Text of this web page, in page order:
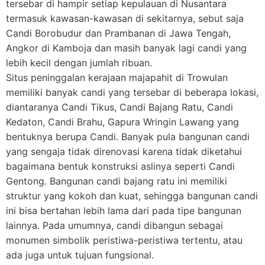
tersebar di hampir setiap kepulauan di Nusantara
termasuk kawasan-kawasan di sekitarnya, sebut saja
Candi Borobudur dan Prambanan di Jawa Tengah,
Angkor di Kamboja dan masih banyak lagi candi yang
lebih kecil dengan jumlah ribuan.
Situs peninggalan kerajaan majapahit di Trowulan
memiliki banyak candi yang tersebar di beberapa lokasi,
diantaranya Candi Tikus, Candi Bajang Ratu, Candi
Kedaton, Candi Brahu, Gapura Wringin Lawang yang
bentuknya berupa Candi. Banyak pula bangunan candi
yang sengaja tidak direnovasi karena tidak diketahui
bagaimana bentuk konstruksi aslinya seperti Candi
Gentong. Bangunan candi bajang ratu ini memiliki
struktur yang kokoh dan kuat, sehingga bangunan candi
ini bisa bertahan lebih lama dari pada tipe bangunan
lainnya. Pada umumnya, candi dibangun sebagai
monumen simbolik peristiwa-peristiwa tertentu, atau
ada juga untuk tujuan fungsional.